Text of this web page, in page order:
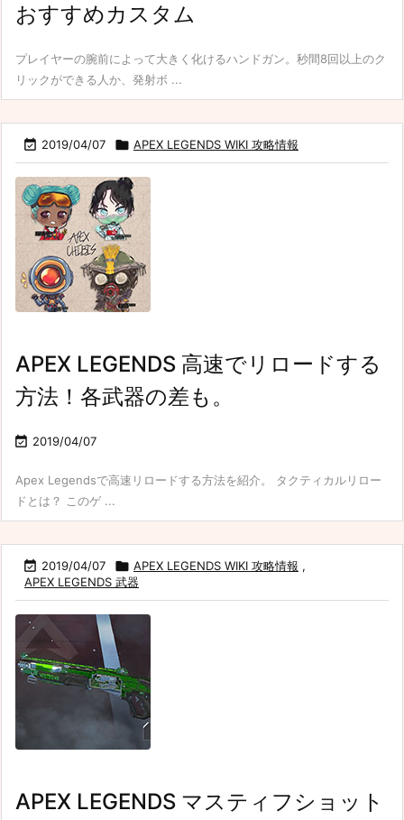
おすすめカスタム
プレイヤーの腕前によって大きく化けるハンドガン。秒間8回以上のク
リックができる人か、発射ボ ...
 2019/04/07  APEX LEGENDS WIKI 攻略情報
APEX LEGENDS 高速でリロードする
方法！各武器の差も。
 2019/04/07
Apex Legendsで高速リロードする方法を紹介。 タクティカルリロー
ドとは？ このゲ ...
 2019/04/07  APEX LEGENDS WIKI 攻略情報 ,
APEX LEGENDS 武器
APEX LEGENDS マスティフショット